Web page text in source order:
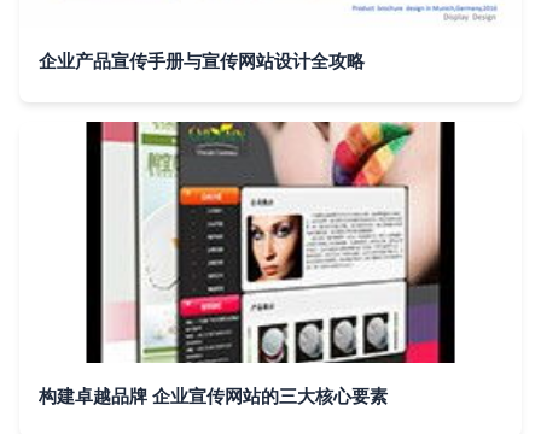
企业产品宣传手册与宣传网站设计全攻略
构建卓越品牌 企业宣传网站的三大核心要素